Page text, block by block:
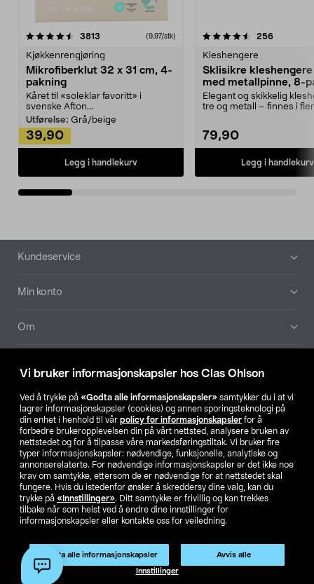
Vi bruker informasjonskapsler hos Clas Ohlson
Ved å trykke på «Godta alle informasjonskapsler» samtykker du i at vi
lagrer informasjonskapsler (cookies) og annen sporingsteknologi på
din enhet i henhold til vår policy for informasjonskapsler for å
forbedre brukeropplevelsen din på vårt nettsted, analysere bruken av
nettstedet og for å tilpasse våre markedsføringstiltak. Vi bruker fire
typer informasjonskapsler: nødvendige, funksjonelle, analytiske og
annonserelaterte. For nødvendige informasjonskapsler er det ikke noe
krav om samtykke, ettersom de er nødvendige for at nettstedet skal
fungere. Hvis du istedenfor ønsker å skreddersy dine valg, kan du
trykke på «Innstillinger». Ditt samtykke er frivillig og kan trekkes
tilbake når som helst ved å endre dine innstillinger for
informasjonskapsler eller kontakte oss for veiledning.
Godta alle informasjonskapsler Avvis alle
Innstillinger
3813 anmeldelser(9,97/stk)
Kjøkkenrengjøring
Mikrofiberklut 32 x 31 cm, 4-
pakning
Kåret til «soleklar favoritt» i
svenske Afton...
Utførelse: Grå/beige
39,90
Legg i handlekurv
4.5av 5 stjerner 256
Kleshengere
Sklisikre
med metallpinne, 8-
Elegant og skikkelig
tre og metall – finnes i
79,90
Legg i handlekurv
4.5av 5 stjerner
Bunntekst
Kundeservice
Min konto
Om
Våre selskaper
Finn din butikk
SE NO FI
Privacy statement Medlemsvilkår Kjøpsvilkår
For bedrifter
Endre til priser ekskl. moms